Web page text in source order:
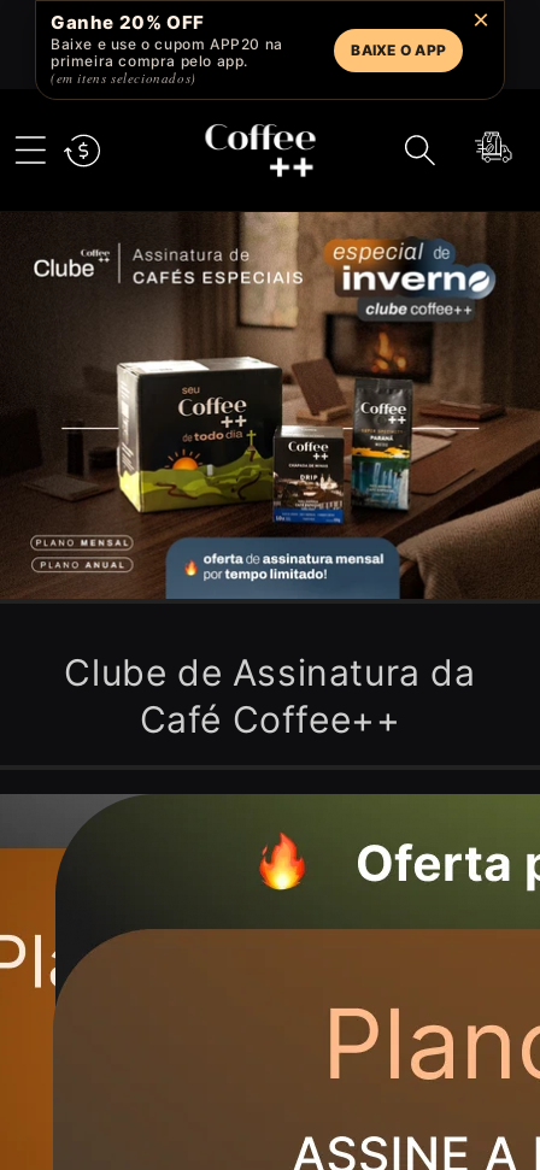
Ganhe 20% OFF
Baixe e use o cupom APP20 na
primeira compra pelo app.
(em itens selecionados)
BAIXE O APP
×
Pular
para o
conteúdo
Carrinho
Clube de Assinatura da
Café Coffee++